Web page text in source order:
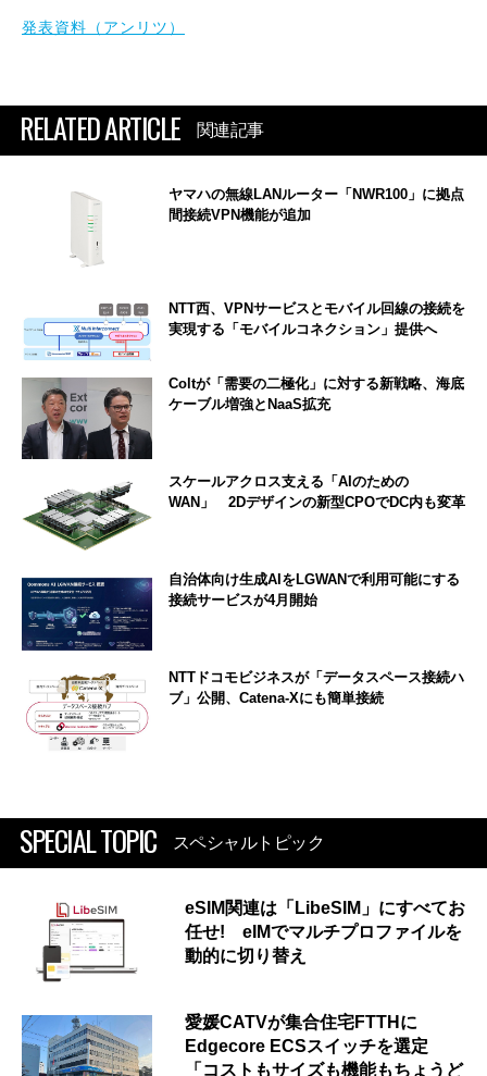
発表資料（アンリツ）
RELATED ARTICLE 関連記事
ヤマハの無線LANルーター「NWR100」に拠点
間接続VPN機能が追加
NTT西、VPNサービスとモバイル回線の接続を
実現する「モバイルコネクション」提供へ
Coltが「需要の二極化」に対する新戦略、海底
ケーブル増強とNaaS拡充
スケールアクロス支える「AIのための
WAN」 2Dデザインの新型CPOでDC内も変革
自治体向け生成AIをLGWANで利用可能にする
接続サービスが4月開始
NTTドコモビジネスが「データスペース接続ハ
ブ」公開、Catena-Xにも簡単接続
SPECIAL TOPIC スペシャルトピック
eSIM関連は「LibeSIM」にすべてお
任せ! eIMでマルチプロファイルを
動的に切り替え
愛媛CATVが集合住宅FTTHに
Edgecore ECSスイッチを選定
「コストもサイズも機能もちょうど